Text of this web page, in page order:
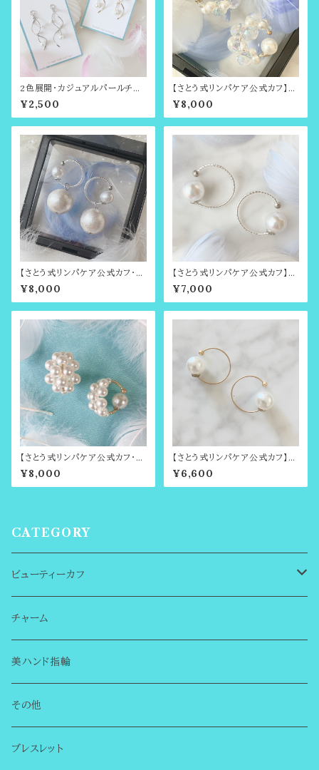
2色展開・カジュアルパールチャ
ーム（さとう式アクセサリー専用
チャーム）
¥2,500
【さとう式リンパケア公式カフ】金
属アレルギー対応・オーロラバブ
ルのビューティーカフ（耳輪ゴム
や耳たぶ回しで有名・さとう式リ
¥8,000
【さとう式リンパケア公式カフ・金
属アレルギー対応】シンプルカフ
＆取り外し可能コットンパールの
チャームセット・シルバー＆ホワイ
ヤーカフ
¥8,000
【さとう式リンパケア公式カフ】金
属アレルギー対応・シンプルカ
フ・シルバー（耳輪ゴムや耳たぶ
回しで有名・さとう式リンパケア
¥7,000
【さとう式リンパケア公式カフ・金
属アレルギー対応】まるでイヤリ
ングのようなイヤーカフ（さとう式
アクセサリー）
¥8,000
【さとう式リンパケア公式カフ】2
色展開シンプルカフ・ビューティ
ーカフ（さとう式イヤーカフ）ララ
アップやイヤーフープ、クリップア
¥6,600
CATEGORY
ビューティーカフ
はじめての方へ
シンプルカフ
チャーム無し
チャーム付き
誕生石のビューティーカフ
まるでイヤリングのようなイヤーカフ
チャーム
美ハンド指輪
その他
ブレスレット